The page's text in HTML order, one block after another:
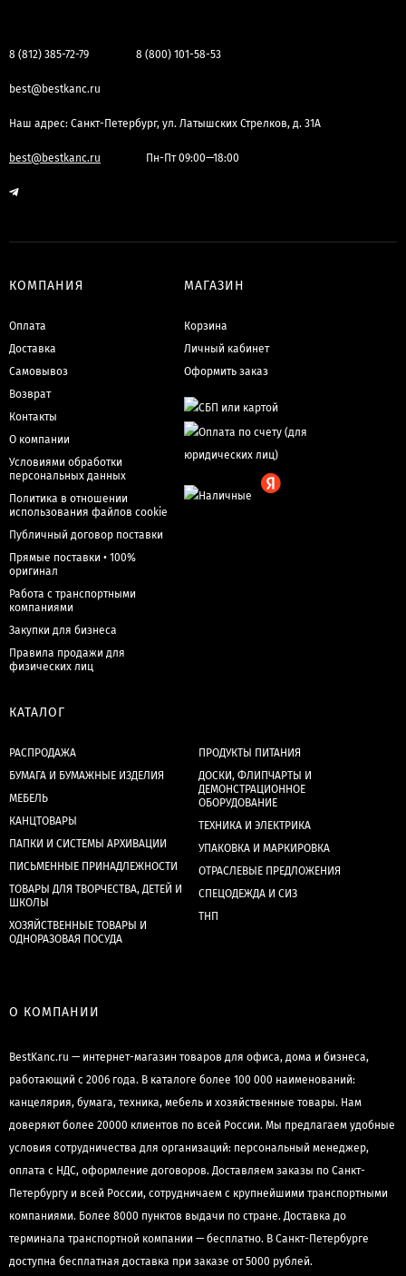
8 (812) 385-72-79 8 (800) 101-58-53
best@bestkanc.ru
Наш адрес: Санкт-Петербург, ул. Латышских Стрелков, д. 31А
best@bestkanc.ru Пн-Пт 09:00—18:00
КОМПАНИЯ
Оплата
Доставка
Самовывоз
Возврат
Контакты
О компании
Условиями обработки
персональных данных
Политика в отношении
использования файлов cookie
Публичный договор поставки
Прямые поставки • 100%
оригинал
Работа с транспортными
компаниями
Закупки для бизнеса
Правила продажи для
физических лиц
МАГАЗИН
Корзина
Личный кабинет
Оформить заказ
КАТАЛОГ
РАСПРОДАЖА
БУМАГА И БУМАЖНЫЕ ИЗДЕЛИЯ
МЕБЕЛЬ
КАНЦТОВАРЫ
ПАПКИ И СИСТЕМЫ АРХИВАЦИИ
ПИСЬМЕННЫЕ ПРИНАДЛЕЖНОСТИ
ТОВАРЫ ДЛЯ ТВОРЧЕСТВА, ДЕТЕЙ И
ШКОЛЫ
ХОЗЯЙСТВЕННЫЕ ТОВАРЫ И
ОДНОРАЗОВАЯ ПОСУДА
ПРОДУКТЫ ПИТАНИЯ
ДОСКИ, ФЛИПЧАРТЫ И
ДЕМОНСТРАЦИОННОЕ
ОБОРУДОВАНИЕ
ТЕХНИКА И ЭЛЕКТРИКА
УПАКОВКА И МАРКИРОВКА
ОТРАСЛЕВЫЕ ПРЕДЛОЖЕНИЯ
СПЕЦОДЕЖДА И СИЗ
ТНП
О КОМПАНИИ
BestKanc.ru — интернет-магазин товаров для офиса, дома и бизнеса,
работающий с 2006 года. В каталоге более 100 000 наименований:
канцелярия, бумага, техника, мебель и хозяйственные товары. Нам
доверяют более 20000 клиентов по всей России. Мы предлагаем удобные
условия сотрудничества для организаций: персональный менеджер,
оплата с НДС, оформление договоров. Доставляем заказы по Санкт-
Петербургу и всей России, сотрудничаем с крупнейшими транспортными
компаниями. Более 8000 пунктов выдачи по стране. Доставка до
терминала транспортной компании — бесплатно. В Санкт-Петербурге
доступна бесплатная доставка при заказе от 5000 рублей.